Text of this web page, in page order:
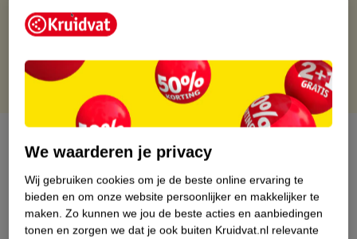
Gratis retourneren via verkooppartner.
Gratis punten met je Kruidvat kaart
Productinformatie
Nature Impact Score
We waarderen je privacy
Wij gebruiken cookies om je de beste online ervaring te
bieden en om onze website persoonlijker en makkelijker te
maken. Zo kunnen we jou de beste acties en aanbiedingen
tonen en zorgen we dat je ook buiten Kruidvat.nl relevante